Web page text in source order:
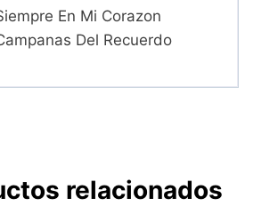
En Mi Corazon
Del Recuerdo
relacionados